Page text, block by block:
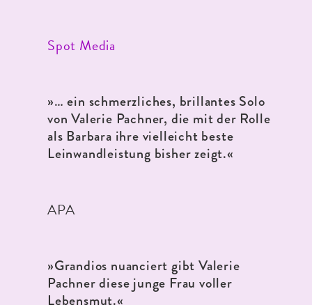
Spot Media
»… ein schmerzliches, brillantes Solo
von Valerie Pachner, die mit der Rolle
als Barbara ihre vielleicht beste
Leinwandleistung bisher zeigt.«
APA
»Grandios nuanciert gibt Valerie
Pachner diese junge Frau voller
Lebensmut.«